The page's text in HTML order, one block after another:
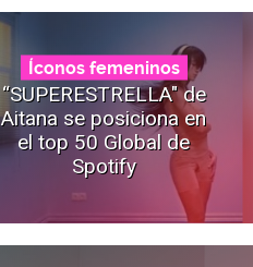
Íconos femeninos
“SUPERESTRELLA" de
Aitana se posiciona en
el top 50 Global de
Spotify